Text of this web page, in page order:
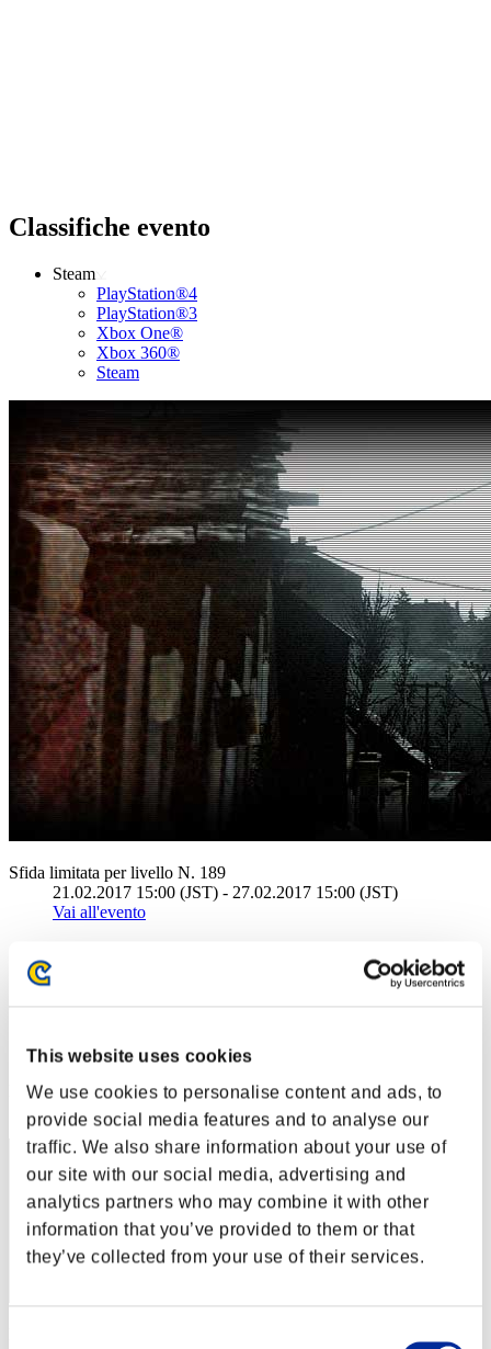
This website uses cookies
We use cookies to personalise content and ads, to
provide social media features and to analyse our
traffic. We also share information about your use of
our site with our social media, advertising and
analytics partners who may combine it with other
information that you’ve provided to them or that
they’ve collected from your use of their services.
Classifiche evento
Steam
PlayStation®4
PlayStation®3
Xbox One®
Xbox 360®
Steam
Sfida limitata per livello N. 189
21.02.2017 15:00 (JST) - 27.02.2017 15:00 (JST)
Vai all'evento
(Le classifiche sono aggiornate ogni 6 ore)
Classifiche
Posizione
351